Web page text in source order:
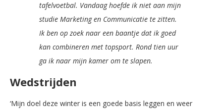
tafelvoetbal. Vandaag hoefde ik niet aan mijn
studie Marketing en Communicatie te zitten.
Ik ben op zoek naar een baantje dat ik goed
kan combineren met topsport. Rond tien uur
ga ik naar mijn kamer om te slapen.
Wedstrijden
‘Mijn doel deze winter is een goede basis leggen en weer